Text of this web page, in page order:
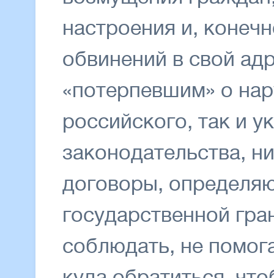
настроения и,
обвинений в свой
«потерпевшим» о
российского, так и
законодательства,
договоры,
государственной
соблюдать, не